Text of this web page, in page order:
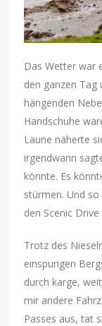
Das Wetter war
den ganzen
hängenden
Handschuhe
Laune näherte
irgendwann
könnte. Es
stürmen. Und
den Scenic
Trotz des
einspurigen
durch karge,
mir andere
Passes aus, tat